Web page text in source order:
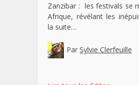
Zanzibar : les festivals se
Afrique, révélant les
la suite…
Par Sylvie Clerfeuille